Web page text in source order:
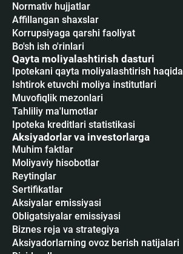
Normativ hujjatlar
Affillangan shaxslar
Korrupsiyaga qarshi faoliyat
Bo'sh ish o'rinlari
Qayta moliyalashtirish dasturi
Ipotekani qayta moliyalashtirish haqida
Ishtirok etuvchi moliya institutlari
Muvofiqlik mezonlari
Tahliliy ma'lumotlar
Ipoteka kreditlari statistikasi
Aksiyadorlar va investorlarga
Muhim faktlar
Moliyaviy hisobotlar
Reytinglar
Sertifikatlar
Аksiyalar emissiyasi
Obligatsiyalar emissiyasi
Biznes reja va strategiya
Aksiyadorlarning ovoz berish natijalari